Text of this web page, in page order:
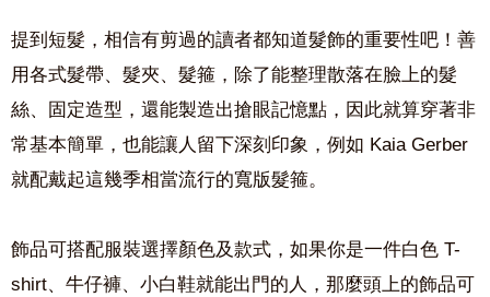
提到短髮，相信有剪過的讀者都知道髮飾的重要性吧！善
用各式髮帶、髮夾、髮箍，除了能整理散落在臉上的髮
絲、固定造型，還能製造出搶眼記憶點，因此就算穿著非
常基本簡單，也能讓人留下深刻印象，例如 Kaia Gerber
就配戴起這幾季相當流行的寬版髮箍。
飾品可搭配服裝選擇顏色及款式，如果你是一件白色 T-
shirt、牛仔褲、小白鞋就能出門的人，那麼頭上的飾品可